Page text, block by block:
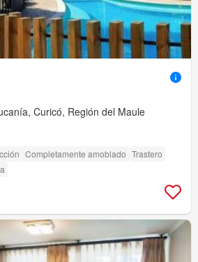
Curicó, Región del Maule
Completamente amoblado Trastero